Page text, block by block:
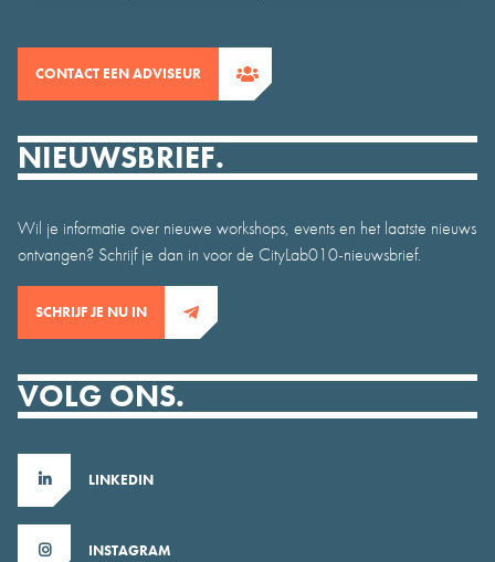
CONTACT EEN ADVISEUR
NIEUWSBRIEF.
Wil je informatie over nieuwe workshops, events en het laatste nieuws
ontvangen? Schrijf je dan in voor de CityLab010-nieuwsbrief.
SCHRIJF JE NU IN
VOLG ONS.
LINKEDIN
INSTAGRAM